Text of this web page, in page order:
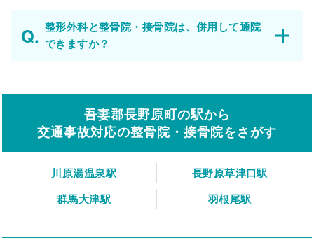
整形外科と整骨院・接骨院は、併用して通院
できますか？
吾妻郡長野原町の駅から
交通事故対応の整骨院・接骨院をさがす
川原湯温泉駅
長野原草津口駅
群馬大津駅
羽根尾駅